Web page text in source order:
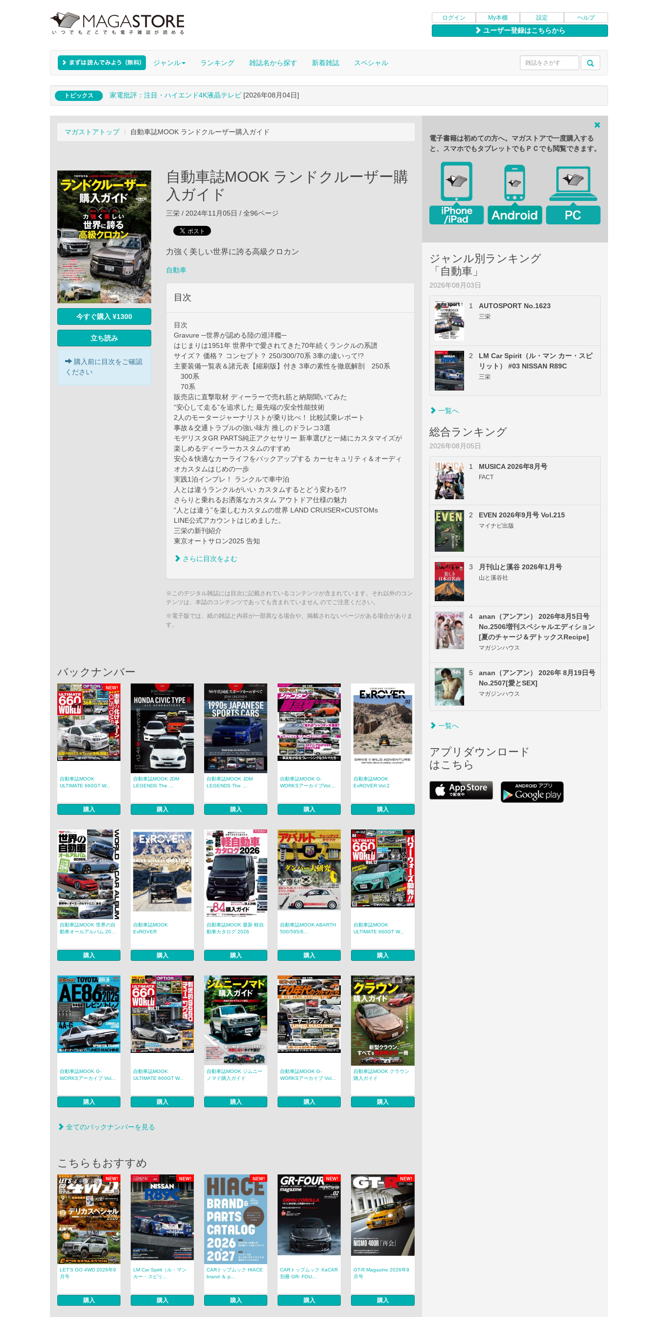
ログイン My本棚 設定 ヘルプ
ユーザー登録はこちらから
ジャンル ランキング 雑誌名から探す 新着雑誌 スペシャル
トピックス 家電批評：注目・ハイエンド4K液晶テレビ [2026年08月04日]
マガストアトップ 自動車誌MOOK ランドクルーザー購入ガイド
今すぐ購入 ¥1300
立ち読み
購入前に目次をご確認
ください
自動車誌MOOK ランドクルーザー購
入ガイド
三栄 / 2024年11月05日 / 全96ページ
力強く美しい世界に誇る高級クロカン
自動車
目次
目次
Gravure ─世界が認める陸の巡洋艦─
はじまりは1951年 世界中で愛されてきた70年続くランクルの系譜
サイズ？ 価格？ コンセプト？ 250/300/70系 3車の違いって!?
主要装備一覧表＆諸元表【縮刷版】付き 3車の素性を徹底解剖 250系
300系
70系
販売店に直撃取材 ディーラーで売れ筋と納期聞いてみた
“安心して走る”を追求した 最先端の安全性能技術
2人のモータージャーナリストが乗り比べ！ 比較試乗レポート
事故＆交通トラブルの強い味方 推しのドラレコ3選
モデリスタGR PARTS純正アクセサリー 新車選びと一緒にカスタマイズが
楽しめるディーラーカスタムのすすめ
安心＆快適なカーライフをバックアップする カーセキュリティ＆オーディ
オカスタムはじめの一歩
実践1泊インプレ！ ランクルで車中泊
人とは違うランクルがいい カスタムするとどう変わる!?
さらりと乗れるお洒落なカスタム アウトドア仕様の魅力
“人とは違う”を楽しむカスタムの世界 LAND CRUISER×CUSTOMs
LINE公式アカウントはじめました。
三栄の新刊紹介
東京オートサロン2025 告知
さらに目次をよむ
※このデジタル雑誌には目次に記載されているコンテンツが含まれています。それ以外のコン
テンツは、本誌のコンテンツであっても含まれていません のでご注意ください。
※電子版では、紙の雑誌と内容が一部異なる場合や、掲載されないページがある場合がありま
す。
バックナンバー
NEW!
自動車誌MOOK
ULTIMATE 660GT W...
購入
自動車誌MOOK JDM
LEGENDS The ...
購入
自動車誌MOOK JDM
LEGENDS The ...
購入
自動車誌MOOK G-
WORKSアーカイブVol....
購入
自動車誌MOOK
ExROVER Vol.2
購入
自動車誌MOOK 世界の自
動車オールアルバム 20...
購入
自動車誌MOOK
ExROVER
購入
自動車誌MOOK 最新 軽自
動車カタログ 2026
購入
自動車誌MOOK ABARTH
500/595/6...
購入
自動車誌MOOK
ULTIMATE 660GT W...
購入
自動車誌MOOK G-
WORKSアーカイブ Vol...
購入
自動車誌MOOK
ULTIMATE 660GT W...
購入
自動車誌MOOK ジムニー
ノマド購入ガイド
購入
自動車誌MOOK G-
WORKSアーカイブ Vol...
購入
自動車誌MOOK クラウン
購入ガイド
購入
全てのバックナンバーを見る
こちらもおすすめ
NEW! NEW! NEW! NEW! NEW!
LET’S GO 4WD 2026年9
月号
購入
LM Car Spirit（ル・マン
カー・スピリ...
購入
CARトップムック HIACE
brand ＆ p...
購入
CARトップムック XaCAR
別冊 GR- FOU...
購入
GT-R Magazine 2026年9
月号
購入
電子書籍は初めての方へ。マガストアで一度購入する
と、スマホでもタブレットでもＰＣでも閲覧できます。
ジャンル別ランキング
「自動車」
2026年08月03日
1 AUTOSPORT No.1623
三栄
2
LM Car Spirit（ル・マン カー・スピ
リット） #03 NISSAN R89C
三栄
一覧へ
総合ランキング
2026年08月05日
1 MUSICA 2026年8月号
FACT
2 EVEN 2026年9月号 Vol.215
マイナビ出版
3 月刊山と溪谷 2026年1月号
山と溪谷社
4
anan（アンアン） 2026年8月5日号
No.2506増刊スペシャルエディション
[夏のチャージ＆デトックスRecipe]
マガジンハウス
5
anan（アンアン） 2026年 8月19日号
No.2507[愛とSEX]
マガジンハウス
一覧へ
アプリダウンロード
はこちら